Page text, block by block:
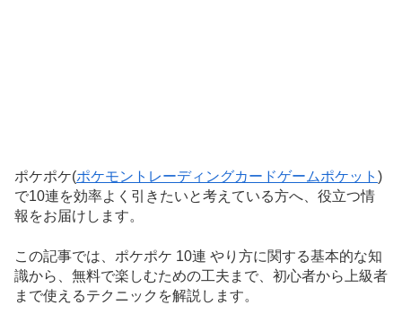
ポケポケ(ポケモントレーディングカードゲームポケット )
で10連を効率よく引きたいと考えている方へ、役立つ情
報をお届けします。
この記事では、ポケポケ 10連 やり方に関する基本的な知
識から、無料で楽しむための工夫まで、初心者から上級者
まで使えるテクニックを解説します。